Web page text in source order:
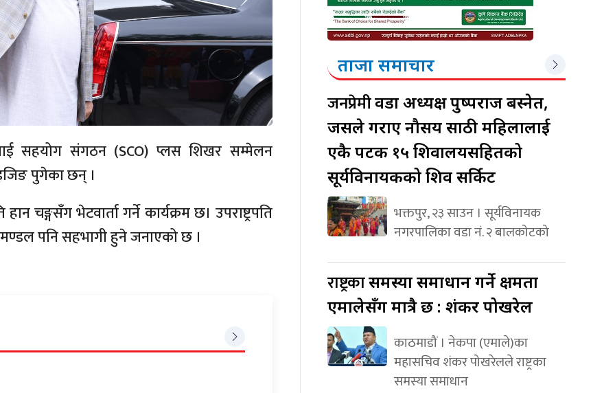
सहयोग संगठन (SCO) प्लस शिखर सम्मेलन
पुगेका छन् ।
चङ्गसँग भेटवार्ता गर्ने कार्यक्रम छ। उपराष्ट्रपति
पनि सहभागी हुने जनाएको छ ।
ताजा समाचार
जनप्रेमीवडा अध्यक्ष पुष्पराज बस्नेत,
जसले गराए नौसय साठी महिलालाई
एकै पटक १५ शिवालयसहितको
सूर्यविनायकको शिव सर्किट
भक्तपुर, २३ साउन । सूर्यविनायक
नगरपालिका वडा नं. २ बालकोटको
राष्ट्रकासमस्या समाधान गर्ने क्षमता
एमालेसँग मात्रै छ : शंकर पोखरेल
काठमाडौं । नेकपा (एमाले)का
महासचिव शंकर पोखरेलले राष्ट्रका
समस्या समाधान